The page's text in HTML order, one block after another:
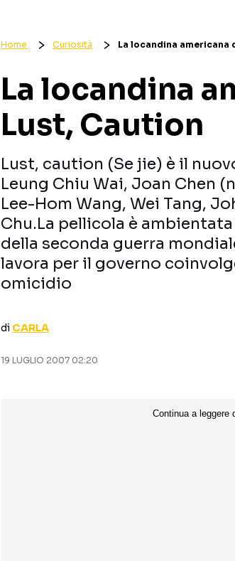
Home Curiosità La locandina americana
La locandina
Lust, Caution
Lust, caution (Se jie) è il
Leung Chiu Wai, Joan Chen
Lee-Hom Wang, Wei Tang,
Chu.La pellicola è
della seconda guerra
lavora per il governo
omicidio
di CARLA
19 LUGLIO 2007 02:20